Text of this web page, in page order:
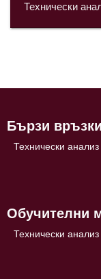
Технически
Бързи връзки
Технически анализ
Обучителни
Технически анализ